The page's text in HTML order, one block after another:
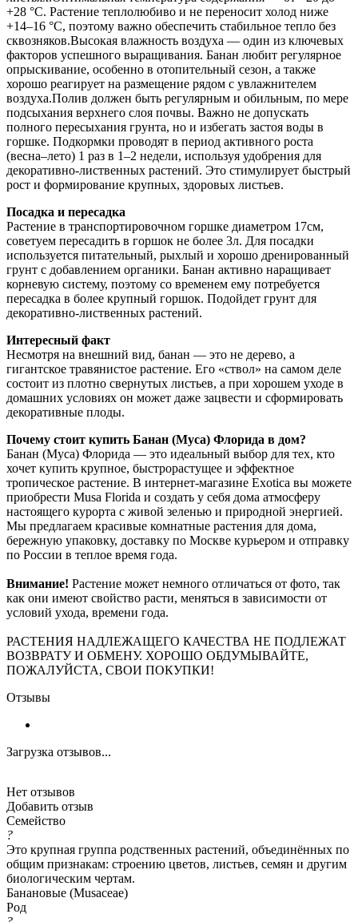
+28 °C. Растение теплолюбиво и не переносит холод ниже
+14–16 °C, поэтому важно обеспечить стабильное тепло без
сквозняков.Высокая влажность воздуха — один из ключевых
факторов успешного выращивания. Банан любит регулярное
опрыскивание, особенно в отопительный сезон, а также
хорошо реагирует на размещение рядом с увлажнителем
воздуха.Полив должен быть регулярным и обильным, по мере
подсыхания верхнего слоя почвы. Важно не допускать
полного пересыхания грунта, но и избегать застоя воды в
горшке. Подкормки проводят в период активного роста
(весна–лето) 1 раз в 1–2 недели, используя удобрения для
декоративно-лиственных растений. Это стимулирует быстрый
рост и формирование крупных, здоровых листьев.
Посадка и пересадка
Растение в транспортировочном горшке диаметром 17см,
советуем пересадить в горшок не более 3л. Для посадки
используется питательный, рыхлый и хорошо дренированный
грунт с добавлением органики. Банан активно наращивает
корневую систему, поэтому со временем ему потребуется
пересадка в более крупный горшок. Подойдет грунт для
декоративно-лиственных растений.
Интересный факт
Несмотря на внешний вид, банан — это не дерево, а
гигантское травянистое растение. Его «ствол» на самом деле
состоит из плотно свернутых листьев, а при хорошем уходе в
домашних условиях он может даже зацвести и сформировать
декоративные плоды.
Почему стоит купить Банан (Муса) Флорида в дом?
Банан (Муса) Флорида — это идеальный выбор для тех, кто
хочет купить крупное, быстрорастущее и эффектное
тропическое растение. В интернет-магазине Exotica вы можете
приобрести Musa Florida и создать у себя дома атмосферу
настоящего курорта с живой зеленью и природной энергией.
Мы предлагаем красивые комнатные растения для дома,
бережную упаковку, доставку по Москве курьером и отправку
по России в теплое время года.
Внимание! Растение может немного отличаться от фото, так
как они имеют свойство расти, меняться в зависимости от
условий ухода, времени года.
РАСТЕНИЯ НАДЛЕЖАЩЕГО КАЧЕСТВА НЕ ПОДЛЕЖАТ
ВОЗВРАТУ И ОБМЕНУ. ХОРОШО ОБДУМЫВАЙТЕ,
ПОЖАЛУЙСТА, СВОИ ПОКУПКИ!
Отзывы
Загрузка отзывов...
Нет отзывов
Добавить отзыв
Семейство
?
Это крупная группа родственных растений, объединённых по
общим признакам: строению цветов, листьев, семян и другим
биологическим чертам.
Банановые (Musaceae)
Род